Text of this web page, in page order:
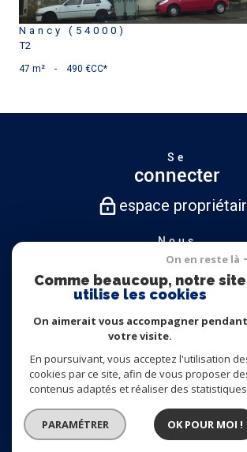
Nancy (54000)
T2
47 m² - 490 €CC*
Se
connecter
espace
Nous
suivre
Nous
adhérons
© 2026 | Tous droits réservés | Traduction powered by
Plan du site Mentions légales
On en reste là
Comme beaucoup, notre site
utilise les cookies
On aimerait vous accompagner pendant
votre visite.
En poursuivant, vous acceptez l'utilisation
cookies par ce site, afin de vous proposer
contenus adaptés et réaliser des
PARAMÉTRER OK POUR MOI !